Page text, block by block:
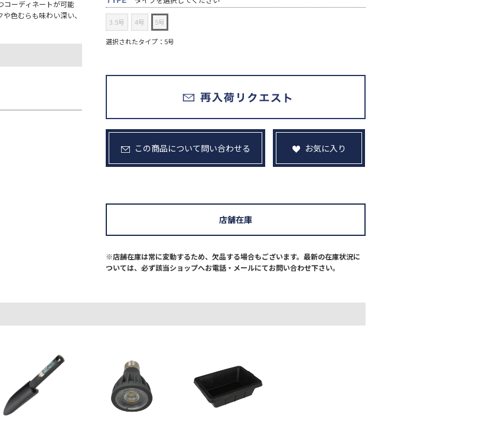
コーディネートが可能
色むらも味わい深い、
3.5号 4号 5号
選択されたタイプ：5号
この商品について問い合わせる お気に入り
※店舗在庫は常に変動するため、欠品する場合もございます。最新の在庫状況に
ついては、必ず該当ショップへお電話・メールにてお問い合わせ下さい。
店舗在庫